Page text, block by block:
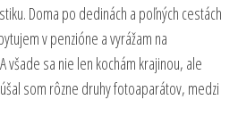
Doma po dedinách a poľných cestách
v penzióne a vyrážam na
všade sa nie len kochám krajinou, ale
som rôzne druhy fotoaparátov, medzi